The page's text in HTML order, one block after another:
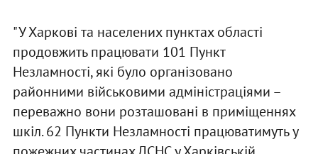
"У Харкові та населених пунктах області
продовжить працювати 101 Пункт
Незламності, які було організовано
районними військовими адміністраціями –
переважно вони розташовані в приміщеннях
шкіл. 62 Пункти Незламності працюватимуть у